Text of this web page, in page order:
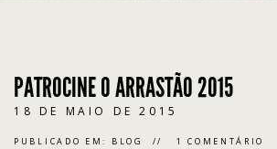
PATROCINE O ARRASTÃO 2015
18 DE MAIO DE 2015
PUBLICADO EM: BLOG 1 COMENTÁRIO